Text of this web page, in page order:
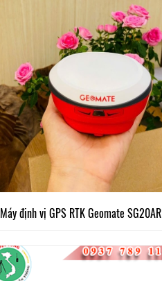
Máy định vị GPS RTK Geomate SG20AR